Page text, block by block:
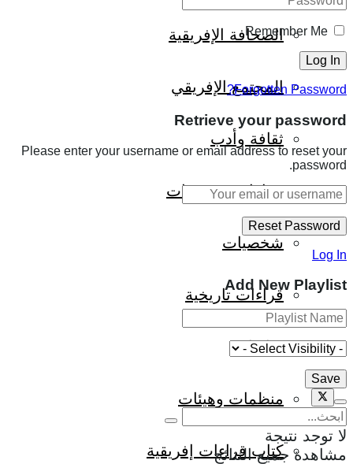
الصحافة الإفريقية
المجتمع الإفريقي
ثقافة وأدب
حوارات وتحقيقات
شخصيات
قراءات تاريخية
متابعات
منظمات وهيئات
كتاب قراءات إفريقية
Remember Me
Forgotten Password?
Retrieve your password
Please enter your username or email address to reset your
password.
Log In
Add New Playlist
لا توجد نتيجة
مشاهدة جميع النتائج